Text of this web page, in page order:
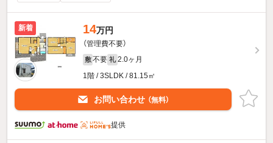
新着 14万円
（管理費不要）
敷 不要 礼 2.0ヶ月
1階 / 3SLDK / 81.15㎡
お問い合わせ （無料）
提供